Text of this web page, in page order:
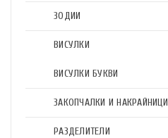
ЗОДИИ
ВИСУЛКИ
ВИСУЛКИ БУКВИ
ЗАКОПЧАЛКИ И НАКРАЙНИЦИ
РАЗДЕЛИТЕЛИ